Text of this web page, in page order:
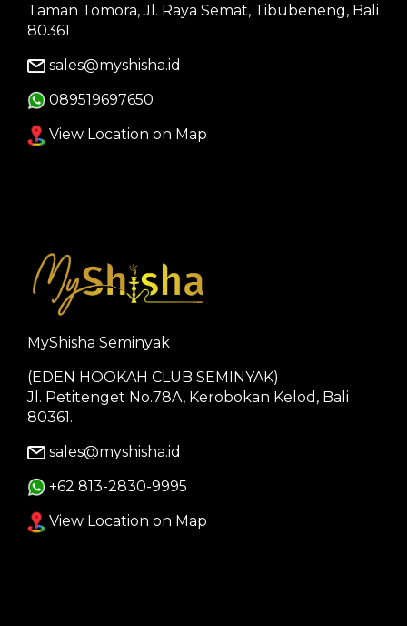
Taman Tomora, Jl. Raya Semat, Tibubeneng, Bali
80361
sales@myshisha.id
089519697650
View Location on Map
MyShisha Seminyak
(EDEN HOOKAH CLUB SEMINYAK)
Jl. Petitenget No.78A, Kerobokan Kelod, Bali
80361.
sales@myshisha.id
+62 813-2830-9995
View Location on Map